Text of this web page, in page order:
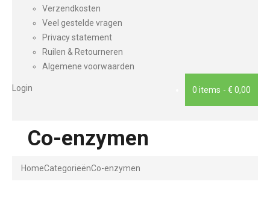
Verzendkosten
Veel gestelde vragen
Privacy statement
Ruilen & Retourneren
Algemene voorwaarden
0 items € 0,00
Login
Co-enzymen
HomeCategorieënCo-enzymen